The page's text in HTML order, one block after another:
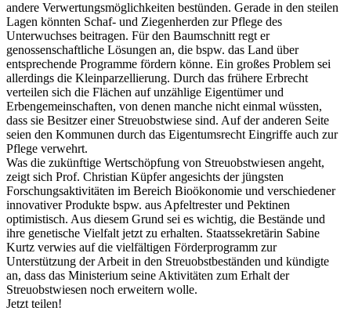
andere Verwertungsmöglichkeiten bestünden. Gerade in den steilen
Lagen könnten Schaf- und Ziegenherden zur Pflege des
Unterwuchses beitragen. Für den Baumschnitt regt er
genossenschaftliche Lösungen an, die bspw. das Land über
entsprechende Programme fördern könne. Ein großes Problem sei
allerdings die Kleinparzellierung. Durch das frühere Erbrecht
verteilen sich die Flächen auf unzählige Eigentümer und
Erbengemeinschaften, von denen manche nicht einmal wüssten,
dass sie Besitzer einer Streuobstwiese sind. Auf der anderen Seite
seien den Kommunen durch das Eigentumsrecht Eingriffe auch zur
Pflege verwehrt.
Was die zukünftige Wertschöpfung von Streuobstwiesen angeht,
zeigt sich Prof. Christian Küpfer angesichts der jüngsten
Forschungsaktivitäten im Bereich Bioökonomie und verschiedener
innovativer Produkte bspw. aus Apfeltrester und Pektinen
optimistisch. Aus diesem Grund sei es wichtig, die Bestände und
ihre genetische Vielfalt jetzt zu erhalten. Staatssekretärin Sabine
Kurtz verwies auf die vielfältigen Förderprogramm zur
Unterstützung der Arbeit in den Streuobstbeständen und kündigte
an, dass das Ministerium seine Aktivitäten zum Erhalt der
Streuobstwiesen noch erweitern wolle.
Jetzt teilen!